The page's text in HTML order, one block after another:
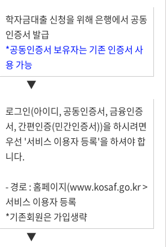
학자금대출 신청을 위해 은행에서 공동
인증서 발급
*공동인증서 보유자는 기존 인증서 사
용 가능
▼
로그인(아이디, 공동인증서, 금융인증
서, 간편인증(민간인증서))을 하시려면
우선 '서비스 이용자 등록'을 하셔야 합
니다.
- 경로 : 홈페이지(www.kosaf.go.kr >
서비스 이용자 등록
*기존회원은 가입생략
▼